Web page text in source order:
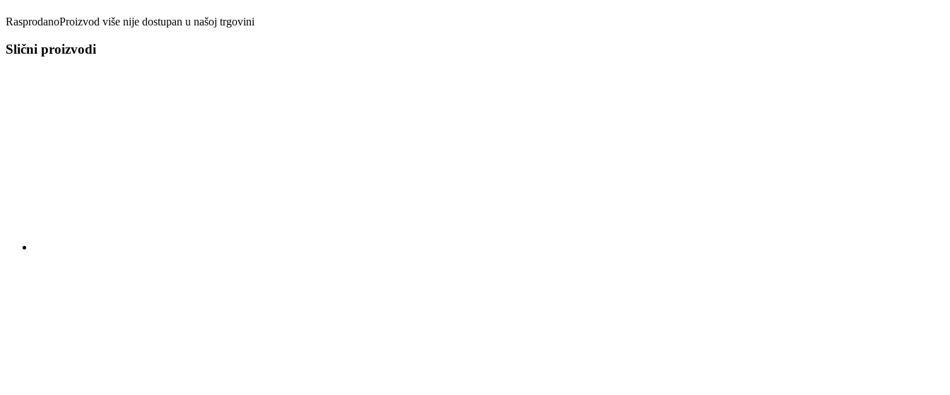
RasprodanoProizvod više nije dostupan u našoj trgovini
Slični proizvodi